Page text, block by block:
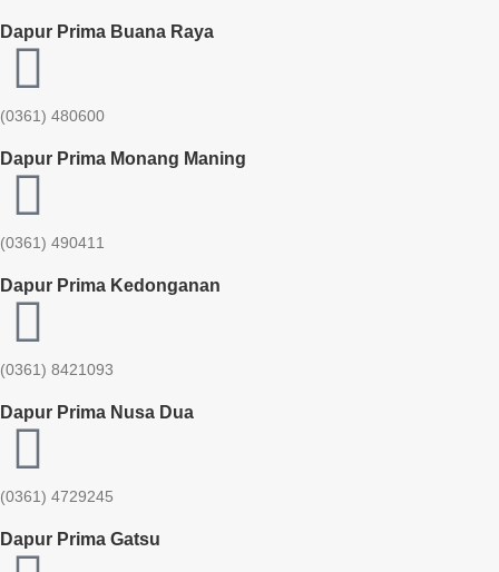
Dapur Prima Buana Raya
(0361) 480600
Dapur Prima Monang Maning
(0361) 490411​
Dapur Prima Kedonganan
(0361) 8421093
Dapur Prima Nusa Dua
(0361) 4729245
Dapur Prima Gatsu